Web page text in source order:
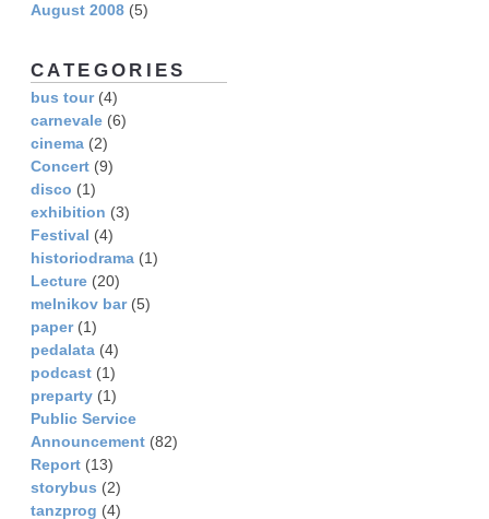
August 2008 (5)
CATEGORIES
bus tour(4)
carnevale (6)
cinema (2)
Concert (9)
disco (1)
exhibition (3)
Festival (4)
historiodrama (1)
Lecture (20)
melnikov bar(5)
paper(1)
pedalata (4)
podcast (1)
preparty (1)
Public Service
Announcement (82)
Report (13)
storybus (2)
tanzprog (4)